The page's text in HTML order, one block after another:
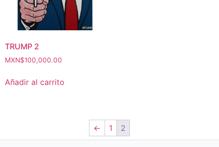
TRUMP 2
MXN$100,000.00
Añadir al carrito
← 1 2